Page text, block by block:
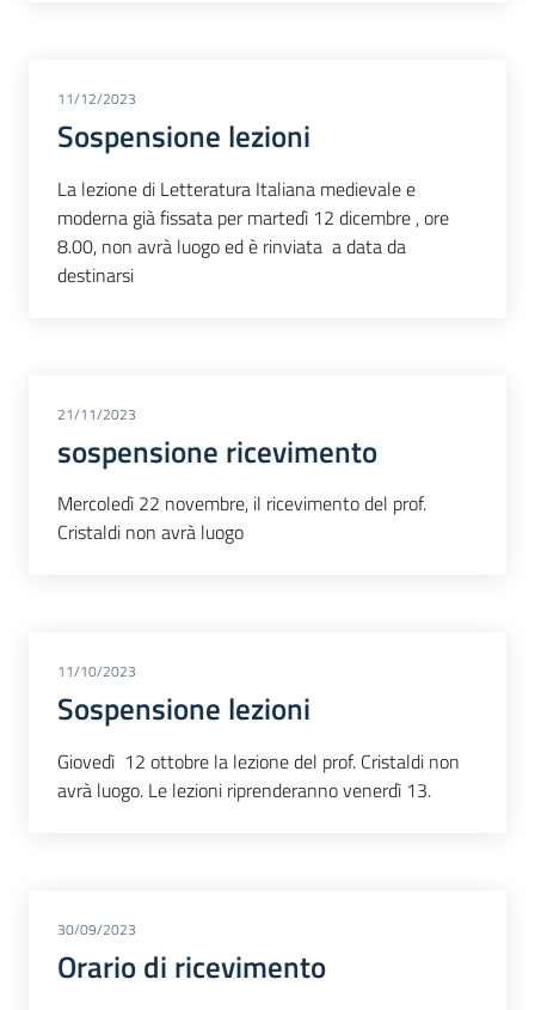
11/12/2023
Sospensione lezioni
La lezione di Letteratura Italiana medievale e
moderna già fissata per martedì 12 dicembre , ore
8.00, non avrà luogo ed è rinviata a data da
destinarsi
21/11/2023
sospensione ricevimento
Mercoledì 22 novembre, il ricevimento del prof.
Cristaldi non avrà luogo
11/10/2023
Sospensione lezioni
Giovedì 12 ottobre la lezione del prof. Cristaldi non
avrà luogo. Le lezioni riprenderanno venerdì 13.
30/09/2023
Orario di ricevimento